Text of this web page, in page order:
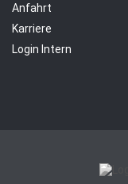
Anfahrt
Karriere
Login Intern